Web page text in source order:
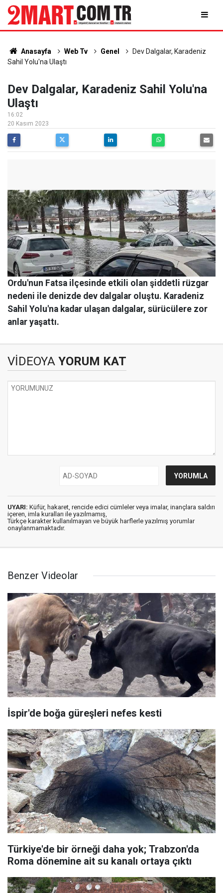
Anasayfa Web Tv Genel
Dev Dalgalar, Karadeniz
Sahil Yolu'na Ulaştı
Dev Dalgalar, Karadeniz Sahil Yolu'na
Ulaştı
16:02
20 Kasım 2023
Ordu'nun Fatsa ilçesinde etkili olan şiddetli rüzgar
nedeni ile denizde dev dalgalar oluştu. Karadeniz
Sahil Yolu'na kadar ulaşan dalgalar, sürücülere zor
anlar yaşattı.
VİDEOYA YORUM KAT
UYARI: Küfür, hakaret, rencide edici cümleler veya imalar, inançlara saldırı
içeren, imla kuralları ile yazılmamış,
Türkçe karakter kullanılmayan ve büyük harflerle yazılmış yorumlar
onaylanmamaktadır.
Benzer Videolar
İspir'de boğa güreşleri nefes kesti
Türkiye'de bir örneği daha yok; Trabzon'da
Roma dönemine ait su kanalı ortaya çıktı